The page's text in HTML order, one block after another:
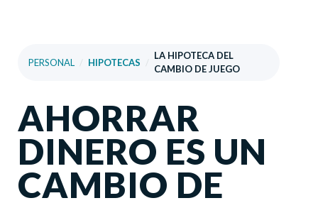
PERSONAL HIPOTECAS
LA HIPOTECA DEL
CAMBIO DE JUEGO
AHORRAR
DINERO ES UN
CAMBIO DE